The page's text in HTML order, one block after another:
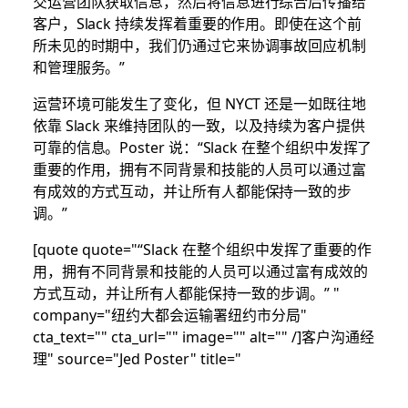
客户，Slack 持续发挥着重要的作用。即使在这个前
所未见的时期中，我们仍通过它来协调事故回应机制
和管理服务。”
运营环境可能发生了变化，但 NYCT 还是一如既往地
依靠 Slack 来维持团队的一致，以及持续为客户提供
可靠的信息。Poster 说：“Slack 在整个组织中发挥了
重要的作用，拥有不同背景和技能的人员可以通过富
有成效的方式互动，并让所有人都能保持一致的步
调。”
[quote quote="“Slack 在整个组织中发挥了重要的作
用，拥有不同背景和技能的人员可以通过富有成效的
方式互动，并让所有人都能保持一致的步调。” "
company="纽约大都会运输署纽约市分局"
cta_text="" cta_url="" image="" alt="" /]客户沟通经
理" source="Jed Poster" title="